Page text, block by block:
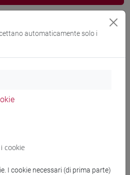
automaticamente solo i
cookie
I cookie necessari (di prima parte)